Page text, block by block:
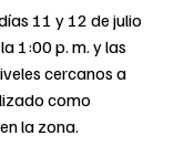
11 y 12 de julio
1:00 p. m. y las
cercanos a
como
la zona.